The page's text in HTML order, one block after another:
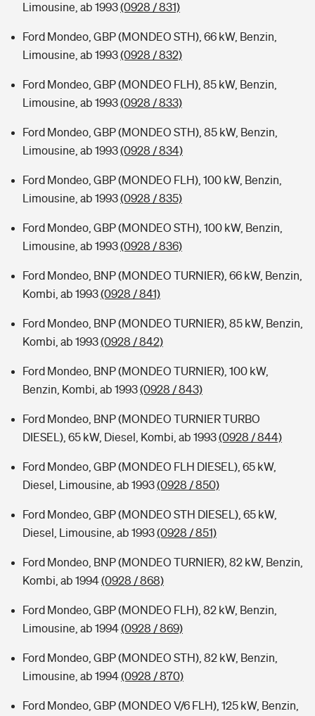
Limousine, ab 1993(0928 / 831)
Ford Mondeo, GBP (MONDEO STH), 66 kW, Benzin,
Limousine, ab 1993(0928 / 832)
Ford Mondeo, GBP (MONDEO FLH), 85 kW, Benzin,
Limousine, ab 1993(0928 / 833)
Ford Mondeo, GBP (MONDEO STH), 85 kW, Benzin,
Limousine, ab 1993(0928 / 834)
Ford Mondeo, GBP (MONDEO FLH), 100 kW, Benzin,
Limousine, ab 1993(0928 / 835)
Ford Mondeo, GBP (MONDEO STH), 100 kW, Benzin,
Limousine, ab 1993(0928 / 836)
Ford Mondeo, BNP (MONDEO TURNIER), 66 kW, Benzin,
Kombi, ab 1993(0928 / 841)
Ford Mondeo, BNP (MONDEO TURNIER), 85 kW, Benzin,
Kombi, ab 1993(0928 / 842)
Ford Mondeo, BNP (MONDEO TURNIER), 100 kW,
Benzin, Kombi, ab 1993(0928 / 843)
Ford Mondeo, BNP (MONDEO TURNIER TURBO
DIESEL), 65 kW, Diesel, Kombi, ab 1993(0928 / 844)
Ford Mondeo, GBP (MONDEO FLH DIESEL), 65 kW,
Diesel, Limousine, ab 1993(0928 / 850)
Ford Mondeo, GBP (MONDEO STH DIESEL), 65 kW,
Diesel, Limousine, ab 1993(0928 / 851)
Ford Mondeo, BNP (MONDEO TURNIER), 82 kW, Benzin,
Kombi, ab 1994(0928 / 868)
Ford Mondeo, GBP (MONDEO FLH), 82 kW, Benzin,
Limousine, ab 1994(0928 / 869)
Ford Mondeo, GBP (MONDEO STH), 82 kW, Benzin,
Limousine, ab 1994(0928 / 870)
Ford Mondeo, GBP (MONDEO V/6 FLH), 125 kW, Benzin,